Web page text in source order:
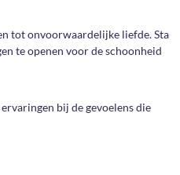
tot onvoorwaardelijke liefde. Sta
te openen voor de schoonheid
bij de gevoelens die